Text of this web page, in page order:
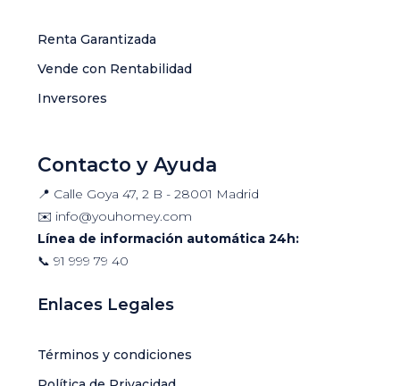
Renta Garantizada
Vende con Rentabilidad
Inversores
Contacto y Ayuda
📍 Calle Goya 47, 2 B - 28001 Madrid
✉️ info@youhomey.com
Línea de información automática 24h:
📞 91 999 79 40
Enlaces Legales
Términos y condiciones